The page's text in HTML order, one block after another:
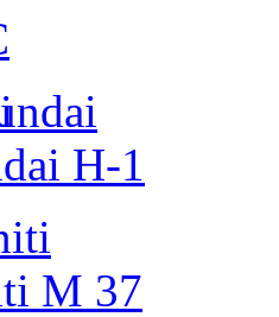
H-1
M 37